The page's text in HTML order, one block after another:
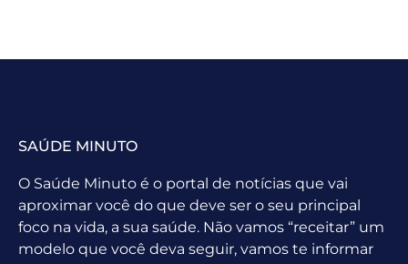
SAÚDE MINUTO
O Saúde Minuto é o portal de notícias que vai
aproximar você do que deve ser o seu principal
foco na vida, a sua saúde. Não vamos “receitar” um
modelo que você deva seguir, vamos te informar